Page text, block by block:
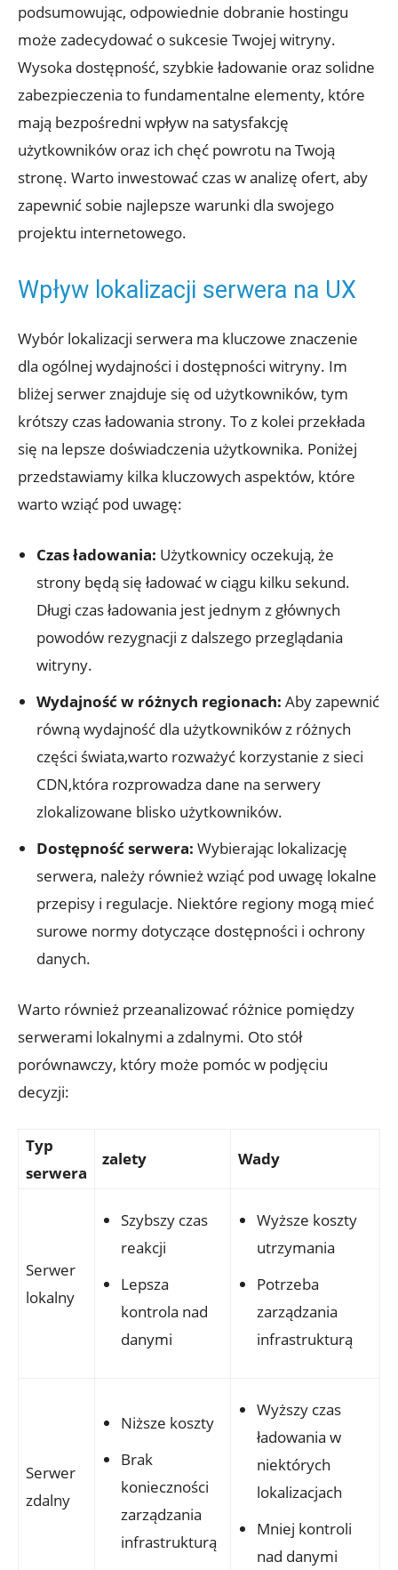
podsumowując, odpowiednie dobranie hostingu
może zadecydować o sukcesie Twojej witryny.
Wysoka dostępność, szybkie ładowanie oraz solidne
zabezpieczenia to fundamentalne elementy, które
mają bezpośredni wpływ na satysfakcję
użytkowników oraz ich chęć powrotu na Twoją
stronę. Warto inwestować czas w analizę ofert, aby
zapewnić sobie najlepsze warunki dla swojego
projektu internetowego.
Wpływ lokalizacji serwera na UX
Wybór lokalizacji serwera ma kluczowe znaczenie
dla ogólnej wydajności i dostępności witryny. Im
bliżej serwer znajduje się od użytkowników, tym
krótszy czas ładowania strony. To z kolei przekłada
się na lepsze doświadczenia użytkownika. Poniżej
przedstawiamy kilka kluczowych aspektów, które
warto wziąć pod uwagę:
Czas ładowania: Użytkownicy oczekują, że
strony będą się ładować w ciągu kilku sekund.
Długi czas ładowania jest jednym z głównych
powodów rezygnacji z dalszego przeglądania
witryny.
Wydajność w różnych regionach: Aby zapewnić
równą wydajność dla użytkowników z różnych
części świata,warto rozważyć korzystanie z sieci
CDN,która rozprowadza dane na serwery
zlokalizowane blisko użytkowników.
Dostępność serwera: Wybierając lokalizację
serwera, należy również wziąć pod uwagę lokalne
przepisy i regulacje. Niektóre regiony mogą mieć
surowe normy dotyczące dostępności i ochrony
danych.
Warto również przeanalizować różnice pomiędzy
serwerami lokalnymi a zdalnymi. Oto stół
porównawczy, który może pomóc w podjęciu
decyzji:
Typ
serwera
zalety Wady
Serwer
lokalny
Szybszy czas
reakcji
Lepsza
kontrola nad
danymi
Wyższe koszty
utrzymania
Potrzeba
zarządzania
infrastrukturą
Serwer
zdalny
Niższe koszty
Brak
konieczności
zarządzania
infrastrukturą
Wyższy czas
ładowania w
niektórych
lokalizacjach
Mniej kontroli
nad danymi